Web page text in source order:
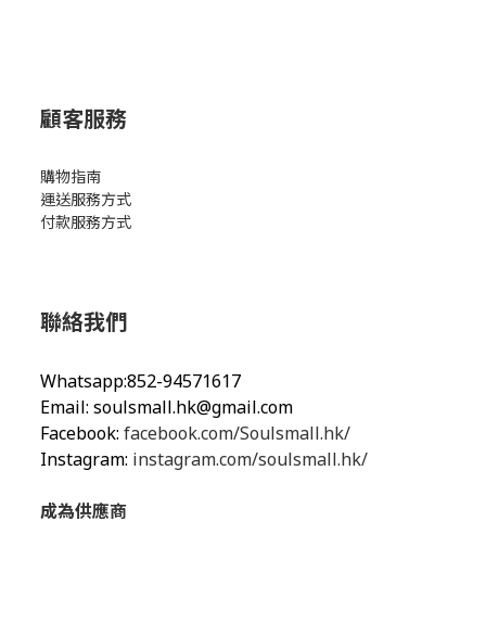
顧客服務
購物指南
運送服務方式
付款服務方式
聯絡我們
Whatsapp:852-94571617
Email: soulsmall.hk@gmail.com
Facebook: facebook.com/Soulsmall.hk/
Instagram: instagram.com/soulsmall.hk/
成為供應商